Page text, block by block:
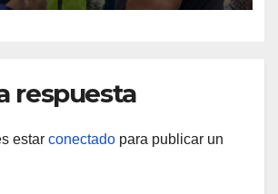
respuesta
estar conectado para publicar un